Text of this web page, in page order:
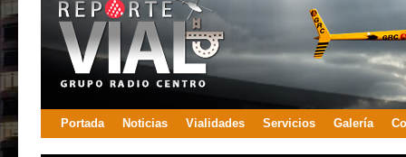
Portada Noticias Vialidades Servicios Galería